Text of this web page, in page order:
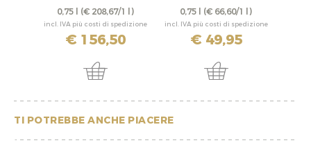
0,75 l (€ 208,67/1 l)
incl. IVA più costi di spedizione
€ 156,50
0,75 l (€ 66,60/1 l)
incl. IVA più costi di spedizione
€ 49,95
TI POTREBBE ANCHE PIACERE